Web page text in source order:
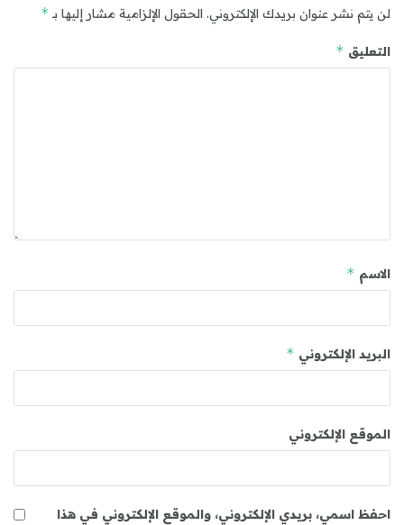
لن يتم نشر عنوان بريدك الإلكتروني. الحقول الإلزامية مشار إليها بـ *
التعليق *
الاسم *
البريد الإلكتروني *
الموقع الإلكتروني
احفظ اسمي، بريدي الإلكتروني، والموقع الإلكتروني في هذا